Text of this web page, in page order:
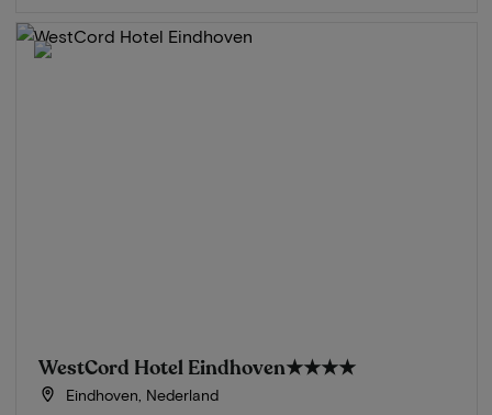
WestCord Hotel Eindhoven★★★★
Eindhoven, Nederland